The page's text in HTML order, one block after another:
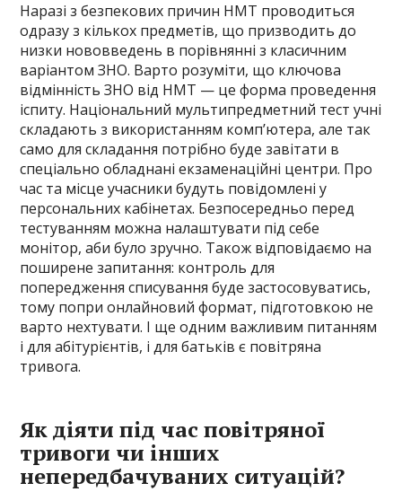
Наразі з безпекових причин НМТ проводиться
одразу з кількох предметів, що призводить до
низки нововведень в порівнянні з класичним
варіантом ЗНО. Варто розуміти, що ключова
відмінність ЗНО від НМТ — це форма проведення
іспиту. Національний мультипредметний тест учні
складають з використанням комп’ютера, але так
само для складання потрібно буде завітати в
спеціально обладнані екзаменаційні центри. Про
час та місце учасники будуть повідомлені у
персональних кабінетах. Безпосередньо перед
тестуванням можна налаштувати під себе
монітор, аби було зручно. Також відповідаємо на
поширене запитання: контроль для
попередження списування буде застосовуватись,
тому попри онлайновий формат, підготовкою не
варто нехтувати. І ще одним важливим питанням
і для абітурієнтів, і для батьків є повітряна
тривога.
Як діяти під час повітряної
тривоги чи інших
непередбачуваних ситуацій?